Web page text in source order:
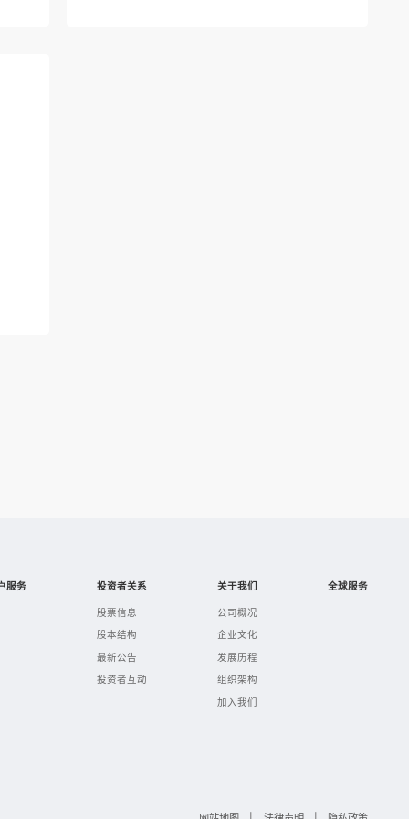
服务 投资者关系
股票信息
股本结构
最新公告
投资者互动
关于我们
公司概况
企业文化
发展历程
组织架构
加入我们
全球服务